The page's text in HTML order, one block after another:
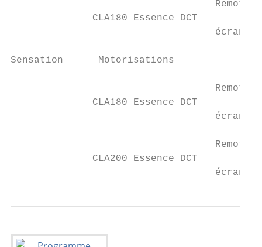
Remote
CLA180 Essence DCT
écran
Sensation      Motorisations
Remote
CLA180 Essence DCT
écran
Remote
CLA200 Essence DCT
écran